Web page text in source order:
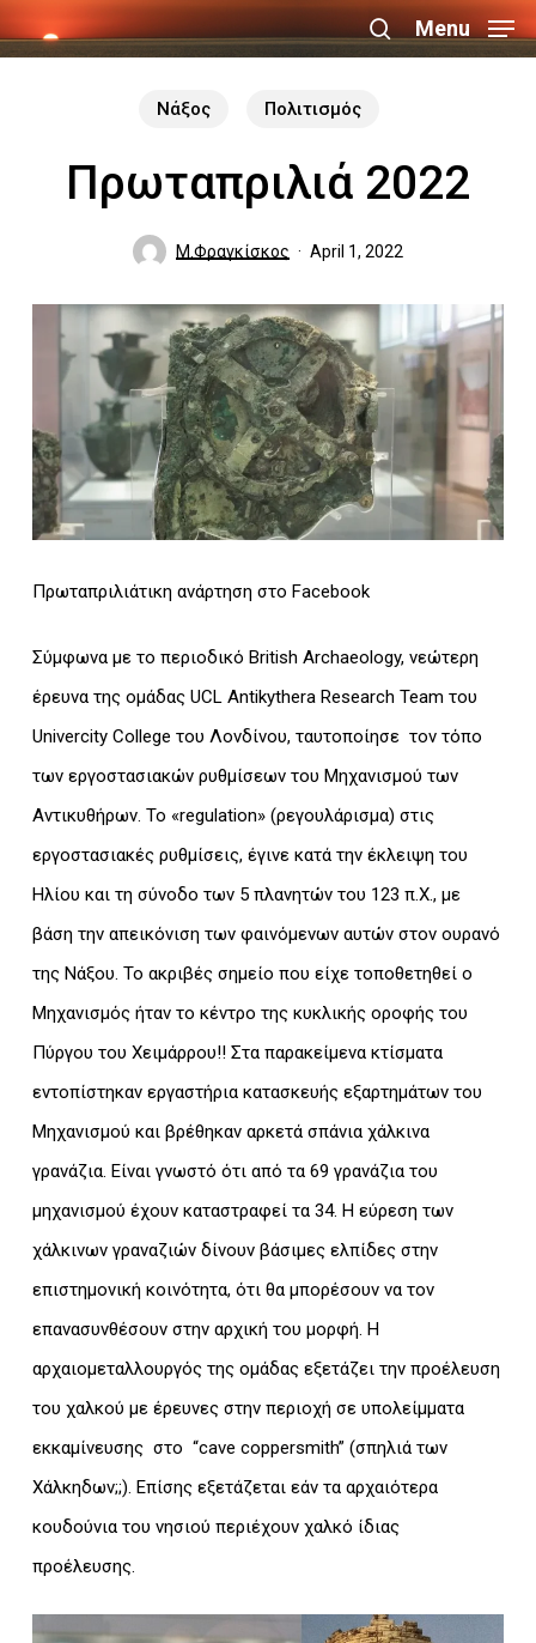
to
search
Menu
Νάξος Πολιτισμός
Πρωταπριλιά 2022
Μ.Φραγκίσκος April 1, 2022
Πρωταπριλιάτικη ανάρτηση στο Facebook
Σύμφωνα με το περιοδικό British Archaeology, νεώτερη
έρευνα της ομάδας UCL Antikythera Research Team του
Univercity College του Λονδίνου, ταυτοποίησε τον τόπο
των εργοστασιακών ρυθμίσεων του Μηχανισμού των
Αντικυθήρων. Το «regulation» (ρεγουλάρισμα) στις
εργοστασιακές ρυθμίσεις, έγινε κατά την έκλειψη του
Ηλίου και τη σύνοδο των 5 πλανητών του 123 π.Χ., με
βάση την απεικόνιση των φαινόμενων αυτών στον ουρανό
της Νάξου. Το ακριβές σημείο που είχε τοποθετηθεί ο
Μηχανισμός ήταν το κέντρο της κυκλικής οροφής του
Πύργου του Χειμάρρου!! Στα παρακείμενα κτίσματα
εντοπίστηκαν εργαστήρια κατασκευής εξαρτημάτων του
Μηχανισμού και βρέθηκαν αρκετά σπάνια χάλκινα
γρανάζια. Είναι γνωστό ότι από τα 69 γρανάζια του
μηχανισμού έχουν καταστραφεί τα 34. Η εύρεση των
χάλκινων γραναζιών δίνουν βάσιμες ελπίδες στην
επιστημονική κοινότητα, ότι θα μπορέσουν να τον
επανασυνθέσουν στην αρχική του μορφή. Η
αρχαιομεταλλουργός της ομάδας εξετάζει την προέλευση
του χαλκού με έρευνες στην περιοχή σε υπολείμματα
εκκαμίνευσης στο “cave coppersmith” (σπηλιά των
Χάλκηδων;;). Επίσης εξετάζεται εάν τα αρχαιότερα
κουδούνια του νησιού περιέχουν χαλκό ίδιας
προέλευσης.